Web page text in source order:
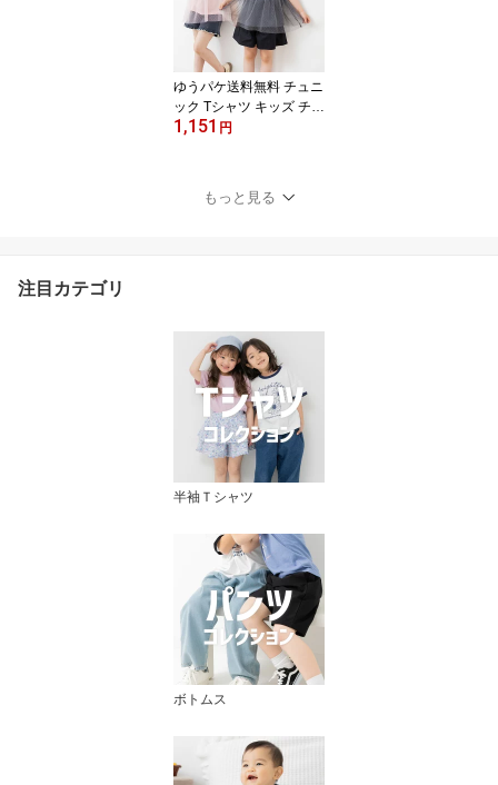
10 120 130 140cm [M便
1/2]
ゆうパケ送料無料 チュニ
ック Tシャツ キッズ チュ
ール 子供服 ベビー服 女
ブ フリル 夏服 かわいい
90 100 110 120 130 140
1,151 円
もっと見る
注目カテゴリ
半袖Ｔシャツ
ボトムス